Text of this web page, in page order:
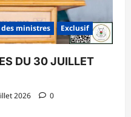
ministres Exclusif
DU 30 JUILLET
2026 0